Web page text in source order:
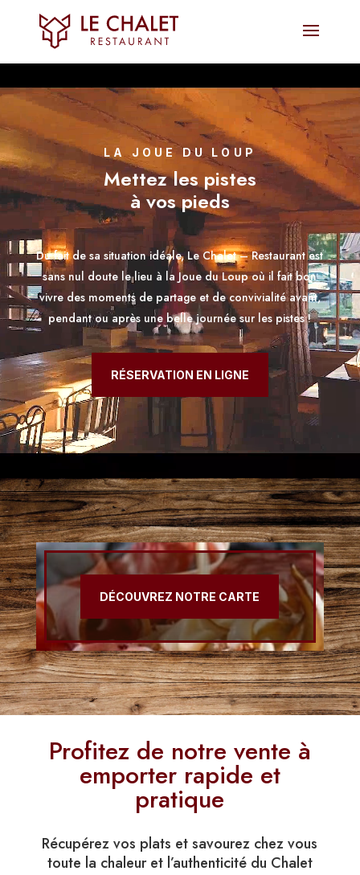
vidéo
LA JOUE DU LOUP
Mettez les pistes
à vos pieds
Du fait de sa situation idéale, Le Chalet – Restaurant est
sans nul doute le lieu à la Joue du Loup où il fait bon
vivre des moments de partage et de convivialité avant,
pendant ou après une belle journée sur les pistes !
RÉSERVATION EN LIGNE
DÉCOUVREZ NOTRE CARTE
Profitez de notre vente à
emporter rapide et
pratique
Récupérez vos plats et savourez chez vous
toute la chaleur et l’authenticité du Chalet